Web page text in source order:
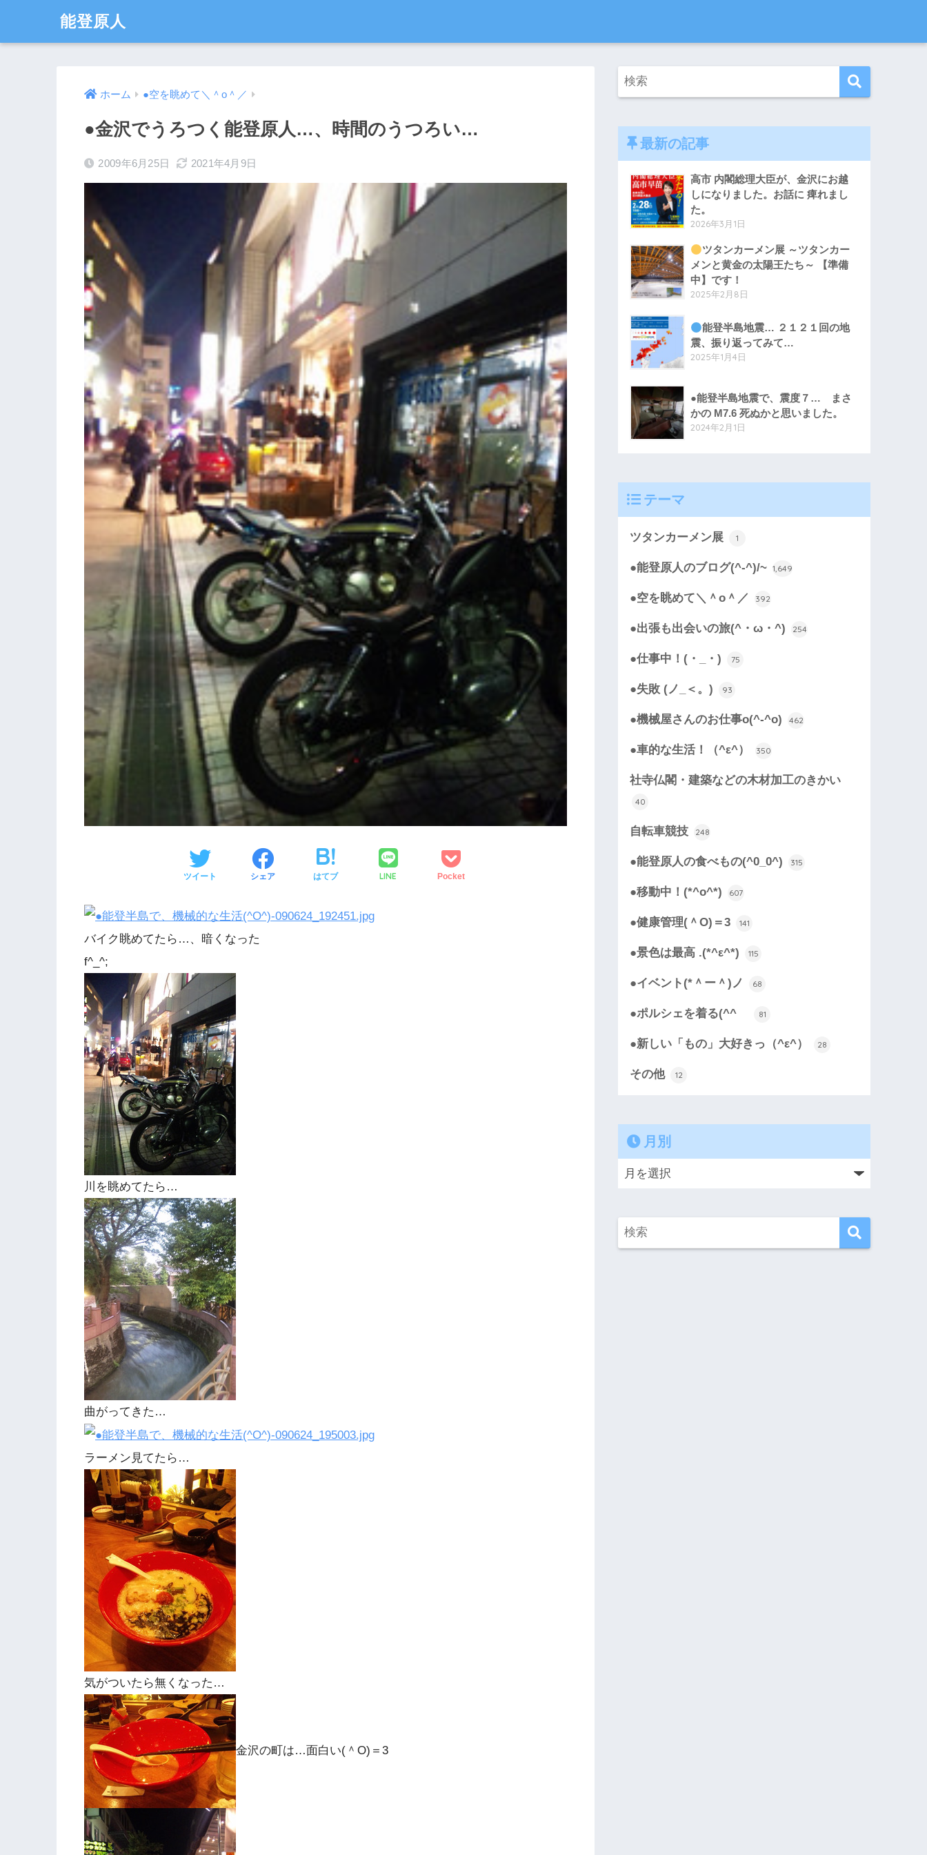
能登原人
ホーム ●空を眺めて＼＾o＾／
●金沢でうろつく能登原人…、時間のうつろい…
2009年6月25日 2021年4月9日
ツイート シェア はてブ LINE Pocket
バイク眺めてたら…、暗くなった
f^_^;
川を眺めてたら…
曲がってきた…
ラーメン見てたら…
気がついたら無くなった…
金沢の町は…面白い(＾O)＝3
最新の記事
高市 内閣総理大臣が、金沢にお越
しになりました。お話に 痺れまし
た。
2026年3月1日
ツタンカーメン展 ～ツタンカー
メンと黄金の太陽王たち～ 【準備
中】です！
2025年2月8日
能登半島地震… ２１２１回の地
震、振り返ってみて…
2025年1月4日
●能登半島地震で、震度７… まさ
かの M7.6 死ぬかと思いました。
2024年2月1日
テーマ
ツタンカーメン展 1
●能登原人のブログ(^-^)/~ 1,649
●空を眺めて＼＾o＾／ 392
●出張も出会いの旅(^・ω・^) 254
●仕事中！(・_・) 75
●失敗 (ノ_＜。) 93
●機械屋さんのお仕事o(^-^o) 462
●車的な生活！（^ε^） 350
社寺仏閣・建築などの木材加工のきかい
40
自転車競技 248
●能登原人の食べもの(^0_0^) 315
●移動中！(*^o^*) 607
●健康管理(＾O)＝3 141
●景色は最高 .(*^ε^*) 115
●イベント(*＾ー＾)ノ 68
●ポルシェを着る(^^ゞ 81
●新しい「もの」大好きっ（^ε^） 28
その他 12
月別